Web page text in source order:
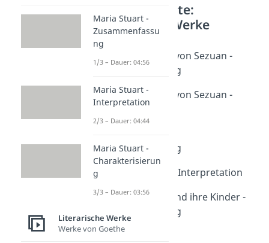
Weitere Inhalte:
Literarische Werke
Werke von Brecht
Der gute Mensch von Sezuan -
Zusammenfassung
Der gute Mensch von Sezuan -
Interpretation
Dauer: 04:44
Zusammenfassung
Dauer: 05:07
Leben des Galilei - Interpretation
Mutter Courage und ihre Kinder -
Zusammenfassung
Dauer: 04:34
Dreigroschenoper
Maria Stuart -
Zusammenfassu
ng
1/3 – Dauer: 04:56
Maria Stuart -
Interpretation
2/3 – Dauer: 04:44
Maria Stuart -
Charakterisierun
g
3/3 – Dauer: 03:56
Literarische Werke
Werke von Goethe